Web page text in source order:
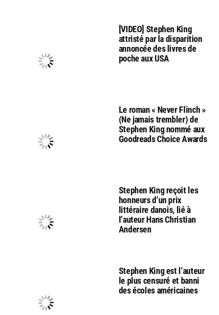
[VIDEO] Stephen King
attristé par la disparition
annoncée des livres de
poche aux USA
Le roman « Never Flinch »
(Ne jamais trembler) de
Stephen King nommé aux
Goodreads Choice Awards
Stephen King reçoit les
honneurs d’un prix
littéraire danois, lié à
l’auteur Hans Christian
Andersen
Stephen King est l’auteur
le plus censuré et banni
des écoles américaines